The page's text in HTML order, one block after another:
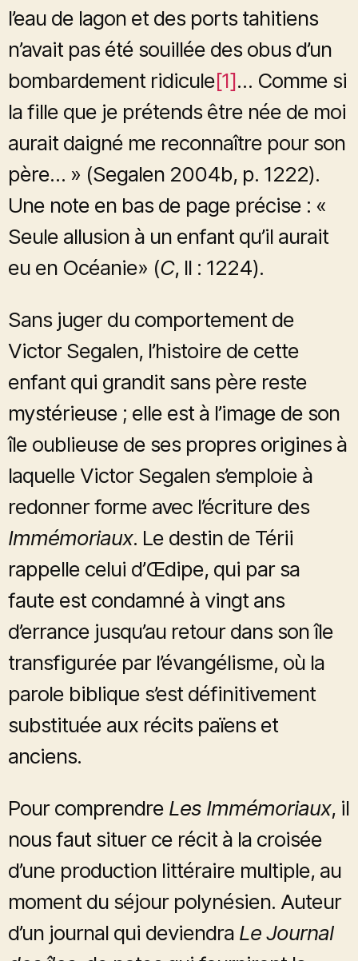
l’eau de lagon et des ports tahitiens
n’avait pas été souillée des obus d’un
bombardement ridicule[1]… Comme si
la fille que je prétends être née de moi
aurait daigné me reconnaître pour son
père… » (Segalen 2004b, p. 1222).
Une note en bas de page précise : «
Seule allusion à un enfant qu’il aurait
eu en Océanie» (C, II : 1224).
Sans juger du comportement de
Victor Segalen, l’histoire de cette
enfant qui grandit sans père reste
mystérieuse ; elle est à l’image de son
île oublieuse de ses propres origines à
laquelle Victor Segalen s’emploie à
redonner forme avec l’écriture des
Immémoriaux. Le destin de Térii
rappelle celui d’Œdipe, qui par sa
faute est condamné à vingt ans
d’errance jusqu’au retour dans son île
transfigurée par l’évangélisme, où la
parole biblique s’est définitivement
substituée aux récits païens et
anciens.
Pour comprendre Les Immémoriaux, il
nous faut situer ce récit à la croisée
d’une production littéraire multiple, au
moment du séjour polynésien. Auteur
d’un journal qui deviendra Le Journal